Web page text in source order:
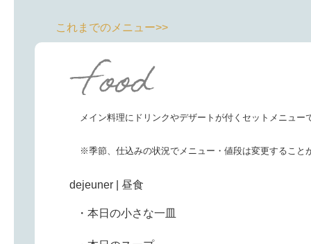
これまでのメニュー>>
メイン料理にドリンクやデザートが付くセットメニューで
※季節、仕込みの状況でメニュー・値段は変更することが
dejeuner | 昼食
・本日の小さな一皿